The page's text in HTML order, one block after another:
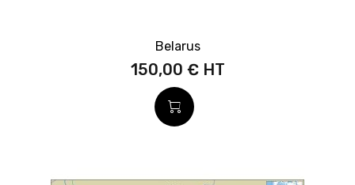
Belarus
150,00 €